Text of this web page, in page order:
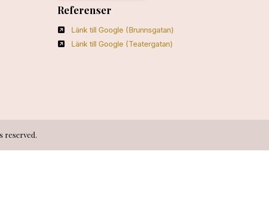
Referenser
Länk till Google (Brunnsgatan)
Länk till Google (Teatergatan)
reserved.